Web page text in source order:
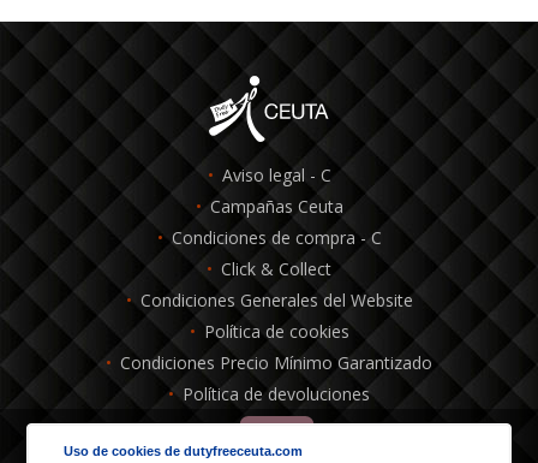
Aviso legal - C
Campañas Ceuta
Condiciones de compra - C
Click & Collect
Condiciones Generales del Website
Política de cookies
Condiciones Precio Mínimo Garantizado
Política de devoluciones
Uso de cookies de dutyfreeceuta.com